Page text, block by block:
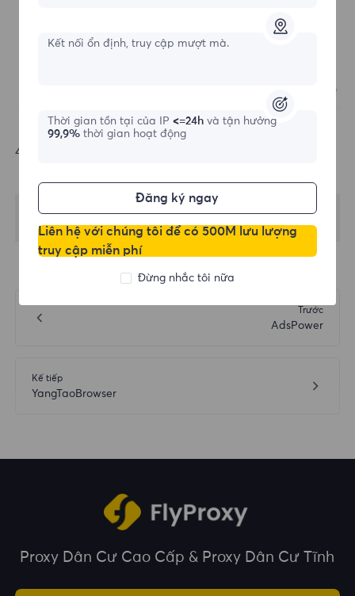
4.Click Open to view the proxy.
Trước
AdsPower
Kế tiếp
YangTaoBrowser
Proxy Dân Cư Cao Cấp & Proxy Dân Cư Tĩnh
Kết nối ổn định, truy cập mượt mà.
Thời gian tồn tại của IP <=24h và tận hưởng
99,9%thời gian hoạt động
Đăng ký ngay
Liên hệ với chúng tôi để có 500M lưu lượng
truy cập miễn phí
Đừng nhắc tôi nữa